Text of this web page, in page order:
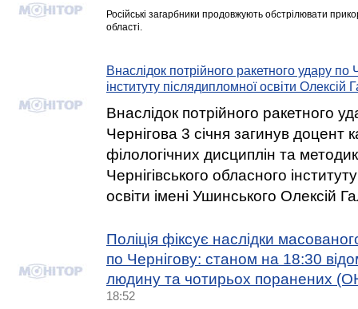
Російські загарбники продовжують обстрілювати
області.
Внаслідок потрійного ракетного удару по
інституту післядипломної освіти Олексій
Внаслідок потрійного ракетного
Чернігова 3 січня загинув доцент
філологічних дисциплін та
Чернігівського обласного
освіти імені Ушинського Олексій
Поліція фіксує наслідки
по Чернігову: станом на 18:30
людину та чотирьох поранених
18:52